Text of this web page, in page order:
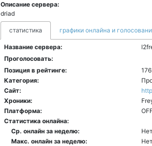
Описание сервера:
driad
статистика графики онлайна и
Название сервера:
Проголосовать:
Позиция в рейтинге:
Категория:
Сайт:
Хроники:
Платформа:
Статистика онлайна:
Ср. онлайн за неделю:
Макс. онлайн за неделю: